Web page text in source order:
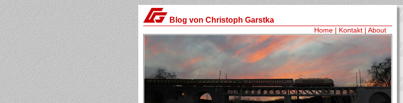
Blog von Christoph Garstka
Home | Kontakt | About